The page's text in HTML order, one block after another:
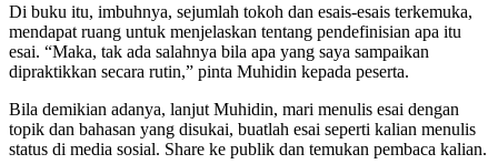
Di buku itu, imbuhnya, sejumlah tokoh dan esais-esais terkemuka,
mendapat ruang untuk menjelaskan tentang pendefinisian apa itu
esai. “Maka, tak ada salahnya bila apa yang saya sampaikan
dipraktikkan secara rutin,” pinta Muhidin kepada peserta.
Bila demikian adanya, lanjut Muhidin, mari menulis esai dengan
topik dan bahasan yang disukai, buatlah esai seperti kalian menulis
status di media sosial. Share ke publik dan temukan pembaca kalian.